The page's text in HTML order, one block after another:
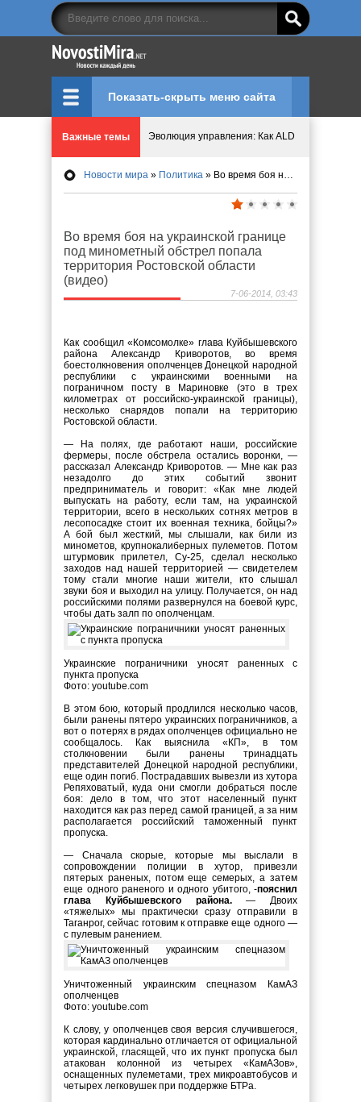
Показать-скрыть меню сайта
Важные темы
Идеи, куда сходить с детьми в парки, музеи и
Мир ярких эмоций и виртуальных
Новости мира » Политика » Во время боя на украинской границе под минометный обстрел попала территория Ростовской области (видео)
Во время боя на украинской границе
под минометный обстрел попала
территория Ростовской области
(видео)
7-06-2014, 03:43
Как сообщил «Комсомолке» глава Куйбышевского
района Александр Криворотов, во время
боестолкновения ополченцев Донецкой народной
республики с украинскими военными на
пограничном посту в Мариновке (это в трех
километрах от российско-украинской границы),
несколько снарядов попали на территорию
Ростовской области.
— На полях, где работают наши, российские
фермеры, после обстрела остались воронки, —
рассказал Александр Криворотов. — Мне как раз
незадолго до этих событий звонит
предприниматель и говорит: «Как мне людей
выпускать на работу, если там, на украинской
территории, всего в нескольких сотнях метров в
лесопосадке стоит их военная техника, бойцы?»
А бой был жесткий, мы слышали, как били из
минометов, крупнокалиберных пулеметов. Потом
штурмовик прилетел, Су-25, сделал несколько
заходов над нашей территорией — свидетелем
тому стали многие наши жители, кто слышал
звуки боя и выходил на улицу. Получается, он над
российскими полями развернулся на боевой курс,
чтобы дать залп по ополченцам.
Украинские пограничники уносят раненных с
пункта пропуска
Фото: youtube.com
В этом бою, который продлился несколько часов,
были ранены пятеро украинских пограничников, а
вот о потерях в рядах ополченцев официально не
сообщалось. Как выяснила «КП», в том
столкновении были ранены тринадцать
представителей Донецкой народной республики,
еще один погиб. Пострадавших вывезли из хутора
Репяховатый, куда они смогли добраться после
боя: дело в том, что этот населенный пункт
находится как раз перед самой границей, а за ним
располагается российский таможенный пункт
пропуска.
— Сначала скорые, которые мы выслали в
сопровождении полиции в хутор, привезли
пятерых раненых, потом еще семерых, а затем
еще одного раненого и одного убитого, -пояснил
глава Куйбышевского района.— Двоих
«тяжелых» мы практически сразу отправили в
Таганрог, сейчас готовим к отправке еще одного —
с пулевым ранением.
Уничтоженный украинским спецназом КамАЗ
ополченцев
Фото: youtube.com
К слову, у ополченцев своя версия случившегося,
которая кардинально отличается от официальной
украинской, гласящей, что их пункт пропуска был
атакован колонной из четырех «КамАЗов»,
оснащенных пулеметами, трех микроавтобусов и
четырех легковушек при поддержке БТРа.